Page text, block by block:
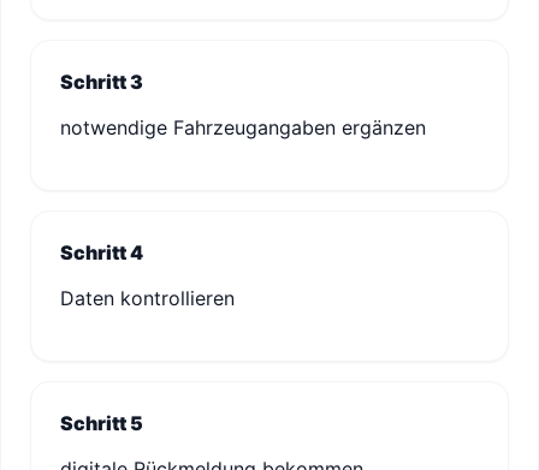
Schritt 3
notwendige Fahrzeugangaben ergänzen
Schritt 4
Daten kontrollieren
Schritt 5